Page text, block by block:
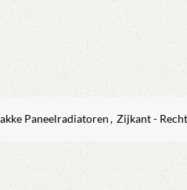
Paneelradiatoren , Zijkant -